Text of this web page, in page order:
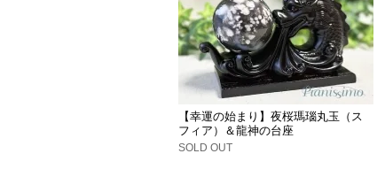
【幸運の始まり】夜桜瑪瑙丸玉（ス
フィア）＆龍神の台座
SOLD OUT